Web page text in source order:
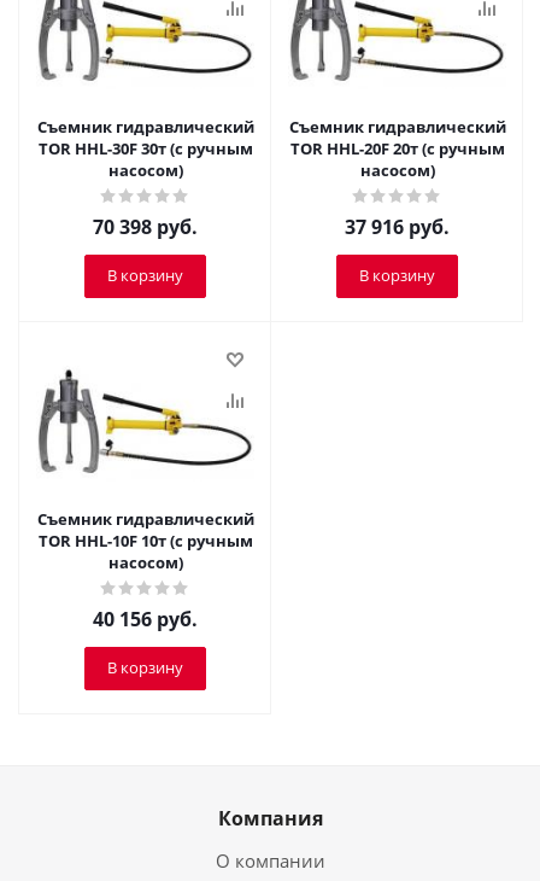
Съемник гидравлический
TOR HHL-30F 30т (с ручным
насосом)
70 398 руб.
В корзину
Съемник гидравлический
TOR HHL-20F 20т (с ручным
насосом)
37 916 руб.
В корзину
Съемник гидравлический
TOR HHL-10F 10т (с ручным
насосом)
40 156 руб.
В корзину
Компания
О компании